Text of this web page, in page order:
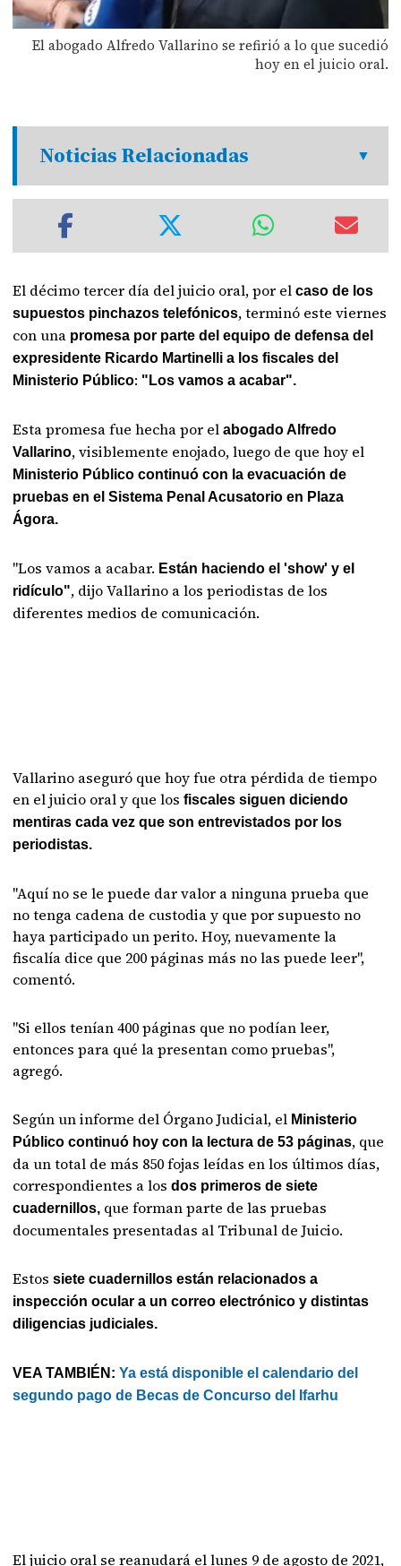
El abogado Alfredo Vallarino se refirió a lo que sucedió
hoy en el juicio oral.
Noticias Relacionadas
El décimo tercer día del juicio oral, por el caso de los
supuestos pinchazos telefónicos, terminó este viernes
con una promesa por parte del equipo de defensa del
expresidente Ricardo Martinelli a los fiscales del
Ministerio Público: "Los vamos a acabar".
Esta promesa fue hecha por elabogado Alfredo
Vallarino, visiblemente enojado, luego de que hoy el
Ministerio Público continuó con la evacuación de
pruebas en el Sistema Penal Acusatorio en Plaza
Ágora.
"Los vamos a acabar. Están haciendo el 'show' y el
ridículo", dijo Vallarino a los periodistas de los
diferentes medios de comunicación.
Vallarino aseguró que hoy fue otra pérdida de tiempo
en el juicio oral y que los fiscales siguen diciendo
mentiras cada vez que son entrevistados por los
periodistas.
"Aquí no se le puede dar valor a ninguna prueba que
no tenga cadena de custodia y que por supuesto no
haya participado un perito. Hoy, nuevamente la
fiscalía dice que 200 páginas más no las puede leer",
comentó.
"Si ellos tenían 400 páginas que no podían leer,
entonces para qué la presentan como pruebas",
agregó.
Según un informe del Órgano Judicial, el Ministerio
Público continuó hoy con la lectura de 53 páginas, que
da un total de más 850 fojas leídas en los últimos días,
correspondientes a losdos primeros de siete
cuadernillos, que forman parte de las pruebas
documentales presentadas al Tribunal de Juicio.
Estossiete cuadernillos están relacionados a
inspección ocular a un correo electrónico y distintas
diligencias judiciales.
VEA TAMBIÉN:Ya está disponible el calendario del
segundo pago de Becas de Concurso del Ifarhu
El juicio oral se reanudará el lunes 9 de agosto de 2021,